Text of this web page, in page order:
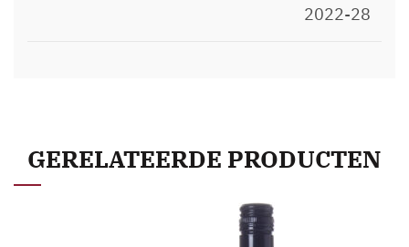
2022-28
GERELATEERDE PRODUCTEN